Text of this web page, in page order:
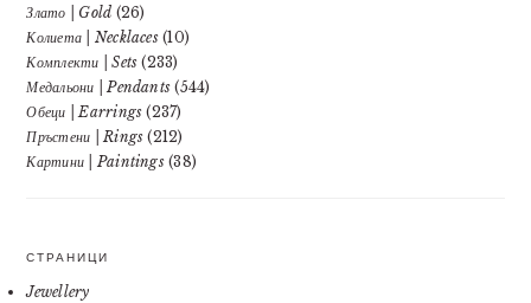
Злато | Gold (26)
Колиета | Necklaces(10)
Комплекти | Sets (233)
Медальони | Pendants (544)
Обеци | Earrings (237)
Пръстени | Rings (212)
Картини | Paintings(38)
СТРАНИЦИ
Jewellery